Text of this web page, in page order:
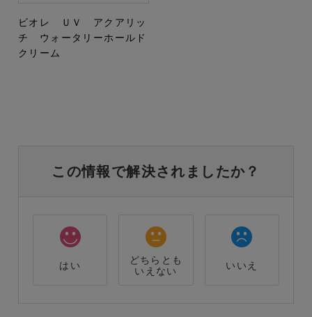
ビオレ ＵＶ アクアリッ
チ ウォータリーホールド
クリーム
この情報で解決されましたか？
はい
どちらとも
いえない
いいえ